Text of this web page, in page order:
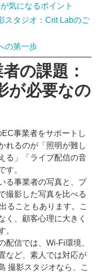
気になるポイント
スタジオ：Crit Labのご
の第一歩
の課題：
が必要なの
事業者をサポートし
れるのが「照明が難し
る」「ライブ配信の音
す。
る事業者の写真と、プ
撮影した写真を比べる
ることもあります。こ
く、顧客心理に大きく
。
配信では、Wi-Fi環境、
など、素人では対応が
撮影スタジオなら、こ